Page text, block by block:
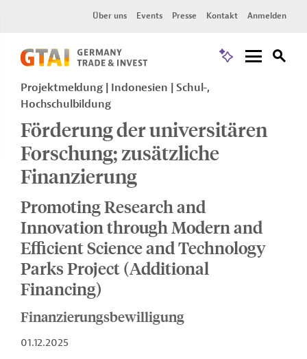
Über uns Events Presse Kontakt Anmelden
Projektmeldung Indonesien
Schul-,
Hochschulbildung
Förderung der universitären
Forschung; zusätzliche
Finanzierung
Promoting Research and
Innovation through Modern and
Efficient Science and Technology
Parks Project (Additional
Financing)
Finanzierungsbewilligung
01.12.2025